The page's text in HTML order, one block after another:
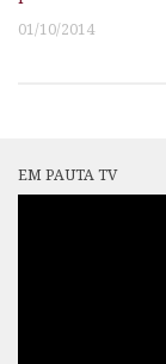
01/10/2014
EM PAUTA TV